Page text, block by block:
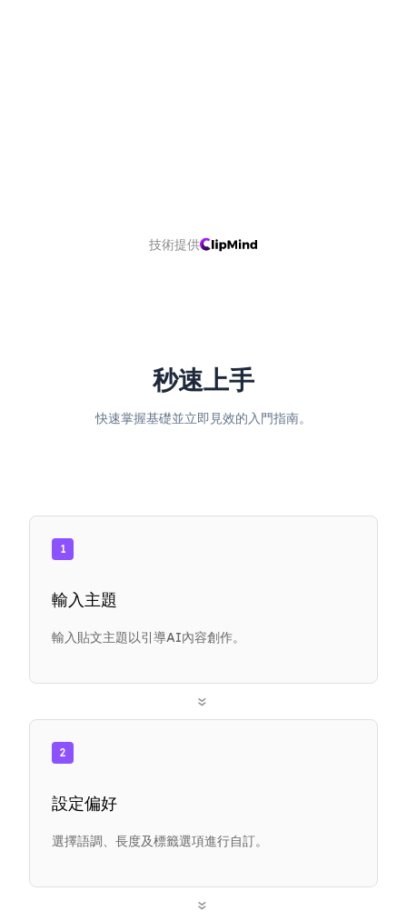
技術提供
秒速上手
快速掌握基礎並立即見效的入門指南。
1
輸入主題
輸入貼文主題以引導AI內容創作。
»
2
設定偏好
選擇語調、長度及標籤選項進行自訂。
»